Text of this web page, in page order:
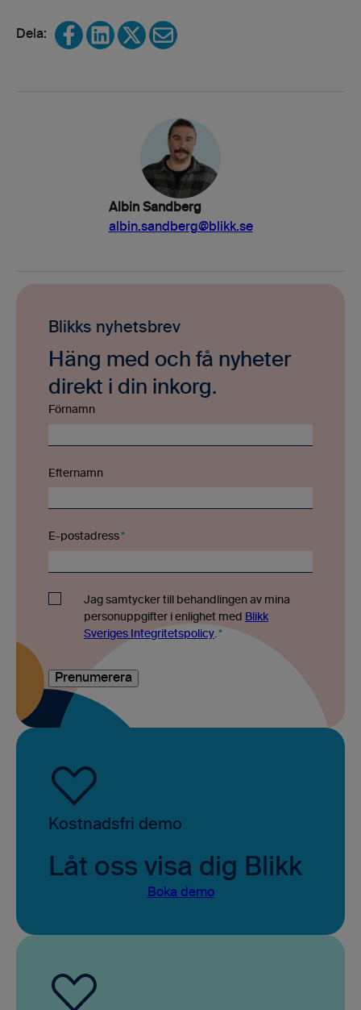
Share on Facebook
Share on LinkedIn
Share on XShare via email
Albin Sandberg
albin.sandberg@blikk.se
Blikks nyhetsbrev
Häng med och få nyheter
direkt i din inkorg.
Förnamn
Efternamn
E-postadress*
Jag samtycker till behandlingen av mina
personuppgifter i enlighet med Blikk
Sveriges Integritetspolicy *
Kostnadsfri demo
Låt oss visa dig Blikk
Boka demo